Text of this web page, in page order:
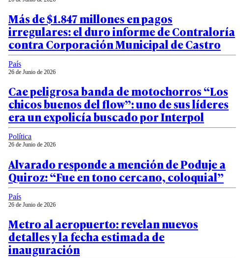
Más de $1.847 millones en pagos
irregulares: el duro informe de Contraloría
contra Corporación Municipal de Castro
País
26 de Junio de 2026
Cae peligrosa banda de motochorros “Los
chicos buenos del flow”: uno de sus líderes
era un expolicía buscado por Interpol
Política
26 de Junio de 2026
Alvarado responde a mención de Poduje a
Quiroz: “Fue en tono cercano, coloquial”
País
26 de Junio de 2026
Metro al aeropuerto: revelan nuevos
detalles y la fecha estimada de
inauguración